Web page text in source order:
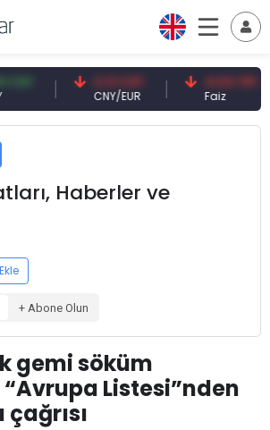
0,13 CNY
CNY/EUR
41,53 TRY
Faiz
Haberler ve
+ Abone Olun
gemi söküm
Listesi”nden
çağrısı